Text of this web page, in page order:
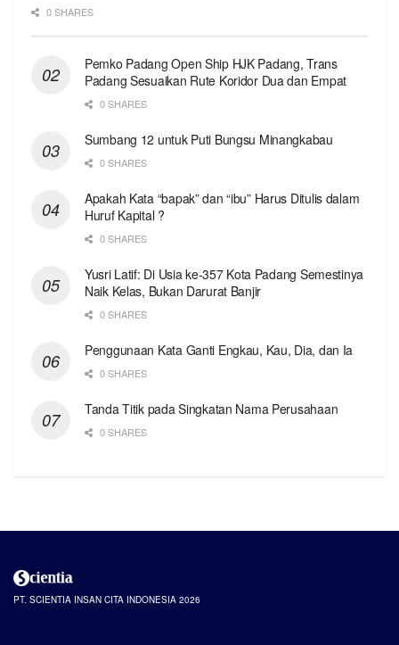
0 SHARES
Pemko Padang Open Ship HJK Padang, Trans
Padang Sesuaikan Rute Koridor Dua dan Empat
0 SHARES
Sumbang 12 untuk Puti Bungsu Minangkabau
0 SHARES
Apakah Kata “bapak” dan “ibu” Harus Ditulis dalam
Huruf Kapital ?
0 SHARES
Yusri Latif: Di Usia ke-357 Kota Padang Semestinya
Naik Kelas, Bukan Darurat Banjir
0 SHARES
Penggunaan Kata Ganti Engkau, Kau, Dia, dan Ia
0 SHARES
Tanda Titik pada Singkatan Nama Perusahaan
0 SHARES
PT. SCIENTIA INSAN CITA INDONESIA 2026